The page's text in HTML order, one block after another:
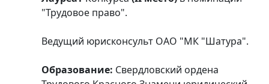
"Трудовое право".
Ведущий юрисконсульт ОАО "МК "Шатура".
Образование: Свердловский ордена